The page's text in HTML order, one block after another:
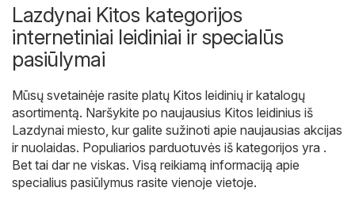
Lazdynai Kitos kategorijos
internetiniai leidiniai ir specialūs
pasiūlymai
Mūsų svetainėje rasite platų Kitos leidinių ir katalogų
asortimentą. Naršykite po naujausius Kitos leidinius iš
Lazdynai miesto, kur galite sužinoti apie naujausias akcijas
ir nuolaidas. Populiarios parduotuvės iš kategorijos yra .
Bet tai dar ne viskas. Visą reikiamą informaciją apie
specialius pasiūlymus rasite vienoje vietoje.